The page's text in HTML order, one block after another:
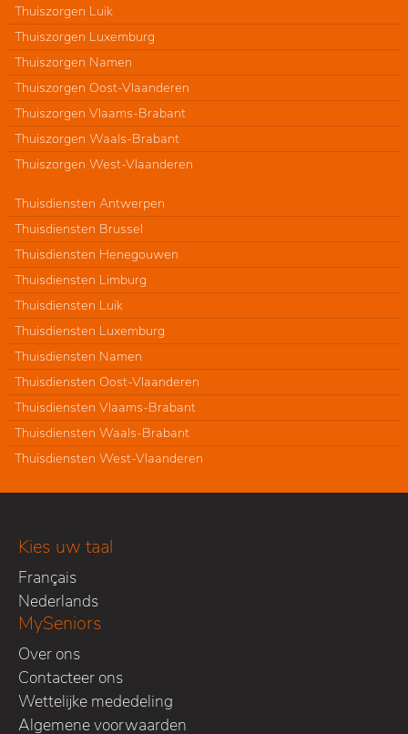
Thuiszorgen Luik
Thuiszorgen Luxemburg
Thuiszorgen Namen
Thuiszorgen Oost-Vlaanderen
Thuiszorgen Vlaams-Brabant
Thuiszorgen Waals-Brabant
Thuiszorgen West-Vlaanderen
Thuisdiensten Antwerpen
Thuisdiensten Brussel
Thuisdiensten Henegouwen
Thuisdiensten Limburg
Thuisdiensten Luik
Thuisdiensten Luxemburg
Thuisdiensten Namen
Thuisdiensten Oost-Vlaanderen
Thuisdiensten Vlaams-Brabant
Thuisdiensten Waals-Brabant
Thuisdiensten West-Vlaanderen
Kies uw taal
Français
Nederlands
MySeniors
Over ons
Contacteer ons
Wettelijke mededeling
Algemene voorwaarden